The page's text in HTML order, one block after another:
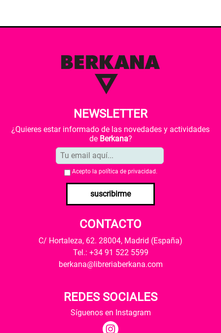
NEWSLETTER
¿Quieres estar informado de las novedades y actividades
de Berkana?
Acepto la política de privacidad .
suscribirme
CONTACTO
C/ Hortaleza, 62. 28004, Madrid (España)
Tel.: +34 91 522 5599
berkana@libreriaberkana.com
REDES SOCIALES
Síguenos en Instagram